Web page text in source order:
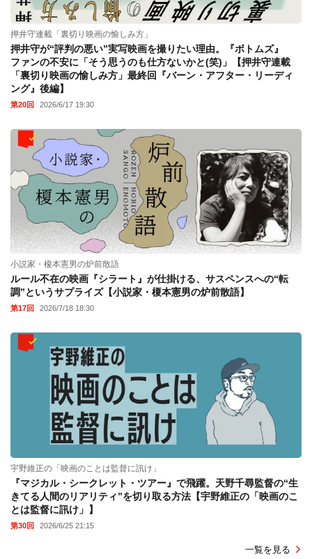
押井守連載「裏切り映画の愉しみ方」
押井守が“評判の悪い”実写映画を撮りたい理由。『ボトムズ』
ファンの不安に「そう思うのも仕方ないかと(笑)」【押井守連載
「裏切り映画の愉しみ方」最終回『バーン・アフター・リーディ
ング』後編】
第20回 2026/6/17 19:30
小説家・榎本憲男の炉前散語
ルール不在の映画『シラート』が仕掛ける、サスペンスへの“転
調”というサプライズ【小説家・榎本憲男の炉前散語】
第17回 2026/7/18 18:30
宇野維正の「映画のことは監督に訊け」
『マジカル・シークレット・ツアー』で飛躍。天野千尋監督の“生
きてる人間のリアリティ”を切り取る方法【宇野維正の「映画のこ
とは監督に訊け」】
第30回 2026/6/25 21:15
一覧を見る